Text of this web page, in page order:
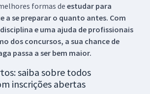
formas de estudar para
a se preparar o quanto antes. Com
e uma ajuda de profissionais
dos concursos, a sua chance de
passa a ser bem maior.
saiba sobre todos
inscrições abertas